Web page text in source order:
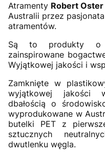
Atramenty Robert
Australii przez
atramentów.
Są to produkty o
zainspirowane
Wyjątkowej jakości i
Zamknięte w
wyjątkowej jakości
dbałością o
wyprodukowane w
butelki PET z
sztucznych
dwutlenku węgla.